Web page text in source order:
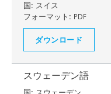
国: スイス
フォーマット: PDF
ダウンロード
スウェーデン語